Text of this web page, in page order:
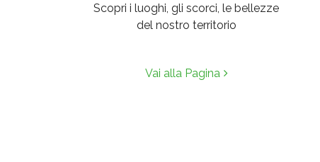
Scopri i luoghi, gli scorci, le bellezze
del nostro territorio
Vai alla Pagina